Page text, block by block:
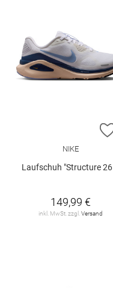
NIKE
Laufschuh "Structure 26 W"
149,99 €
inkl. MwSt. zzgl. Versand